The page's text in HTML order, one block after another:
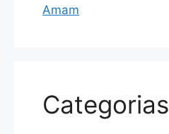
Amam
Categorias